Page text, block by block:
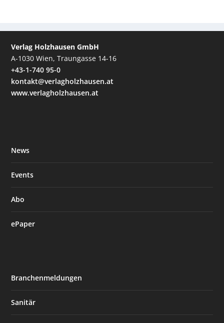
Verlag Holzhausen GmbH
A-1030 Wien, Traungasse 14-16
+43-1-740 95-0
kontakt@verlagholzhausen.at
www.verlagholzhausen.at
News
Events
Abo
ePaper
Branchenmeldungen
Sanitär